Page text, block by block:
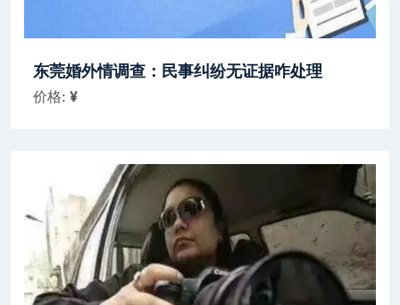
东莞婚外情调查：民事纠纷无证据咋处理
价格: ¥